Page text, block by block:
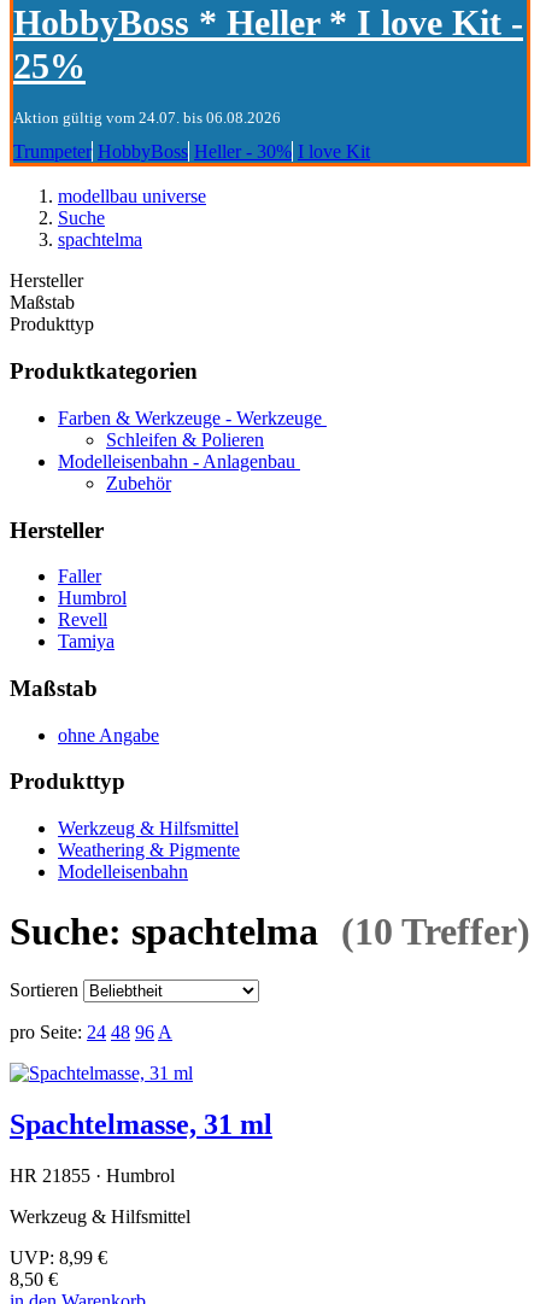
HobbyBoss * Heller * I love Kit -
25%
Aktion gültig vom 24.07. bis 06.08.2026
Trumpeter HobbyBoss Heller - 30% I love Kit
modellbau universe
Suche
spachtelma
Hersteller
Maßstab
Produkttyp
Produktkategorien
Farben & Werkzeuge - Werkzeuge
Schleifen & Polieren
Modelleisenbahn - Anlagenbau
Zubehör
Hersteller
Faller
Humbrol
Revell
Tamiya
Maßstab
ohne Angabe
Produkttyp
Werkzeug & Hilfsmittel
Weathering & Pigmente
Modelleisenbahn
Suche: spachtelma (10 Treffer)
Sortieren
pro Seite: 24 48 96 A
Spachtelmasse, 31 ml
HR 21855 · Humbrol
Werkzeug & Hilfsmittel
UVP: 8,99 €
8,50 €